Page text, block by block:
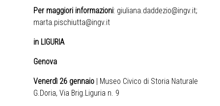
Per maggiori informazioni: giuliana.daddezio@ingv.it;
marta.pischiutta@ingv.it
in LIGURIA
Genova
Venerdì 26 gennaio | Museo Civico di Storia Naturale
G.Doria, Via Brig.Liguria n. 9